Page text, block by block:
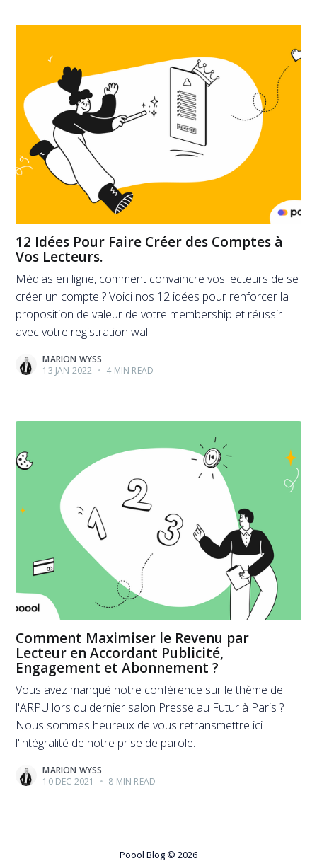
12 Idées Pour Faire Créer des Comptes à
Vos Lecteurs.
Médias en ligne, comment convaincre vos lecteurs de se
créer un compte ? Voici nos 12 idées pour renforcer la
proposition de valeur de votre membership et réussir
avec votre registration wall.
MARION WYSS
13 JAN 2022 • 4 MIN READ
Comment Maximiser le Revenu par
Lecteur en Accordant Publicité,
Engagement et Abonnement ?
Vous avez manqué notre conférence sur le thème de
l'ARPU lors du dernier salon Presse au Futur à Paris ?
Nous sommes heureux de vous retransmettre ici
l'intégralité de notre prise de parole.
MARION WYSS
10 DEC 2021
• 8 MIN READ
Poool Blog© 2026